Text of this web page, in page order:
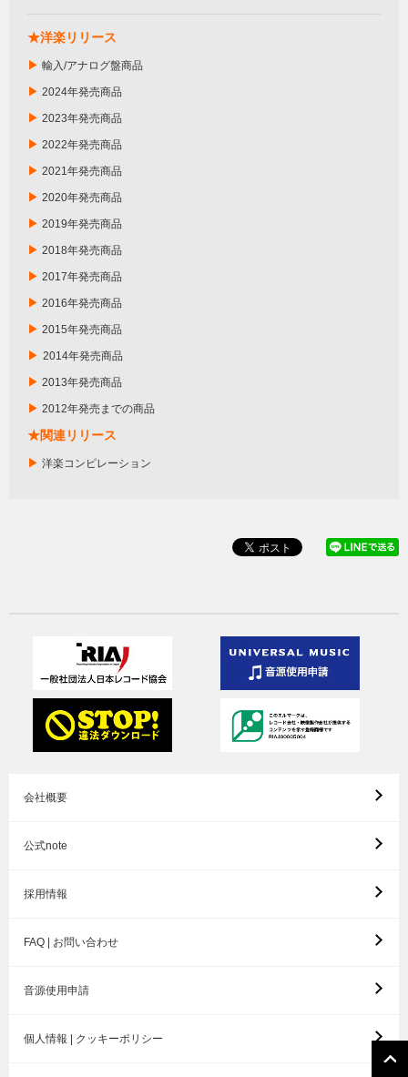
★洋楽リリース
▶ 輸入/アナログ盤商品
▶ 2024年発売商品
▶ 2023年発売商品
▶ 2022年発売商品
▶ 2021年発売商品
▶ 2020年発売商品
▶ 2019年発売商品
▶ 2018年発売商品
▶ 2017年発売商品
▶ 2016年発売商品
▶ 2015年発売商品
▶ 2014年発売商品
▶ 2013年発売商品
▶ 2012年発売までの商品
★関連リリース
▶ 洋楽コンピレーション
会社概要
公式note
採用情報
FAQ | お問い合わせ
音源使用申請
個人情報 | クッキーポリシー